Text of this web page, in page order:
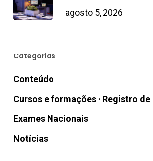
agosto 5, 2026
Categorias
Conteúdo
Cursos e formações · Registro
Exames Nacionais
Notícias